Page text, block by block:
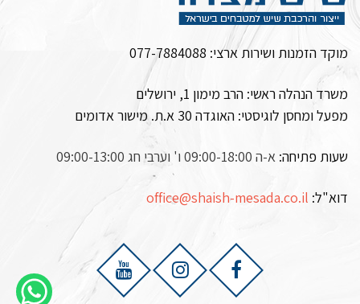
מוקד הזמנות ושירות ארצי: 077-7884088
משרד הנהלה ראשי: הרב מימון 1, ירושלים
מפעל ומחסן לוגיסטי: האוגדה 30 א.ת. מישור אדומים
שעות פתיחה: א-ה 09:00-18:00 ו' וערבי חג 09:00-13:00
דוא"ל: office@shaish-mesada.co.il